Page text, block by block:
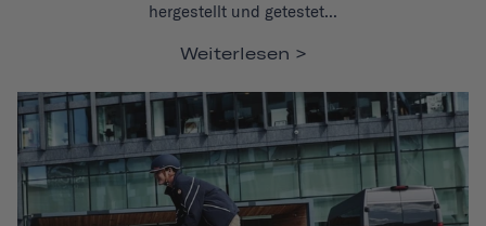
hergestellt und getestet...
Weiterlesen